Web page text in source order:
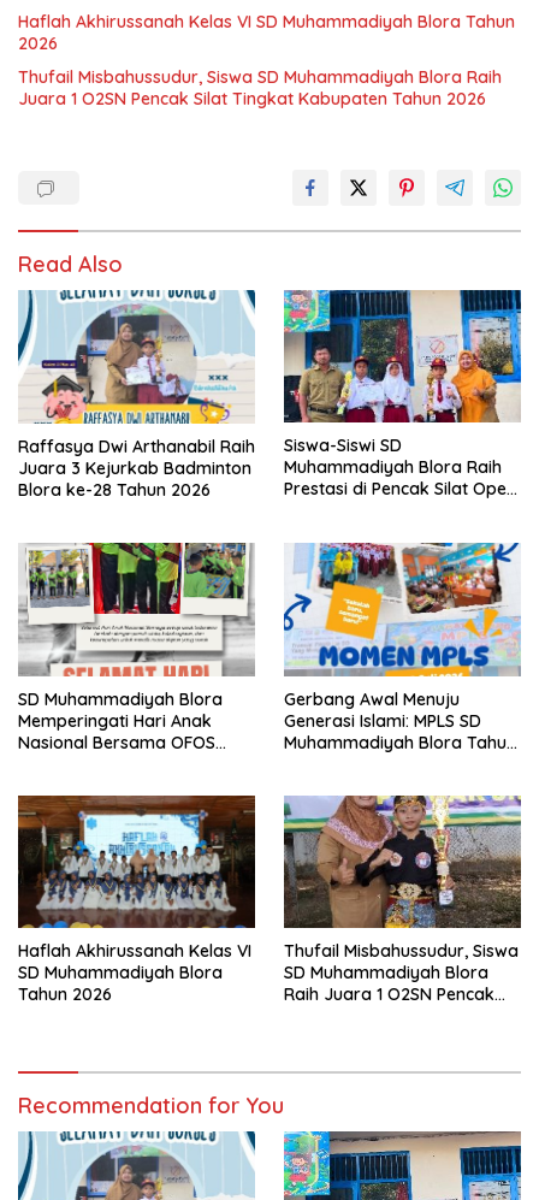
Haflah Akhirussanah Kelas VI SD Muhammadiyah Blora Tahun
2026
Thufail Misbahussudur, Siswa SD Muhammadiyah Blora Raih
Juara 1 O2SN Pencak Silat Tingkat Kabupaten Tahun 2026
Read Also
Raffasya Dwi Arthanabil Raih
Juara 3 Kejurkab Badminton
Blora ke-28 Tahun 2026
Siswa-Siswi SD
Muhammadiyah Blora Raih
Prestasi di Pencak Silat Open
SD Muhammadiyah Blora
Memperingati Hari Anak
Nasional Bersama OFOS
Gerbang Awal Menuju
Generasi Islami: MPLS SD
Muhammadiyah Blora Tahun
Haflah Akhirussanah Kelas VI
SD Muhammadiyah Blora
Tahun 2026
Thufail Misbahussudur, Siswa
SD Muhammadiyah Blora
Raih Juara 1 O2SN Pencak
Recommendation for You